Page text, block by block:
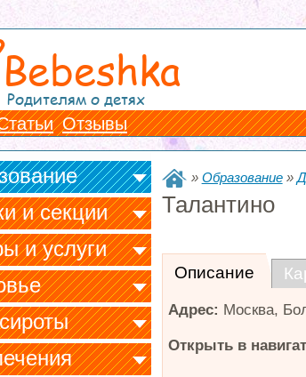
Bebeshka
Родителям о детях
Отзывы
и секции
и услуги
» Образование»
Талантино
Описание
Адрес: Москва,
Открыть в